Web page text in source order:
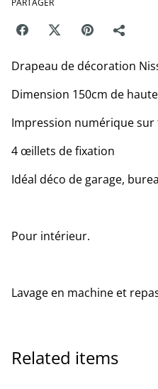
Drapeau de décoration
Dimension 150cm de
Impression numérique
4 œillets de fixation
Idéal déco de garage,
Pour intérieur.
Lavage en machine et
Related items